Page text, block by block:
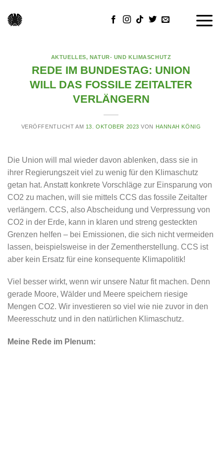
AKTUELLES, NATUR- UND KLIMASCHUTZ
REDE IM BUNDESTAG: UNION
WILL DAS FOSSILE ZEITALTER
VERLÄNGERN
VERÖFFENTLICHT AM 13. OKTOBER 2023 VON HANNAH KÖNIG
Die Union will mal wieder davon ablenken, dass sie in
ihrer Regierungszeit viel zu wenig für den Klimaschutz
getan hat. Anstatt konkrete Vorschläge zur Einsparung von
CO2 zu machen, will sie mittels CCS das fossile Zeitalter
verlängern. CCS, also Abscheidung und Verpressung von
CO2 in der Erde, kann in klaren und streng gesteckten
Grenzen helfen – bei Emissionen, die sich nicht vermeiden
lassen, beispielsweise in der Zementherstellung. CCS ist
aber kein Ersatz für eine konsequente Klimapolitik!
Viel besser wirkt, wenn wir unsere Natur fit machen. Denn
gerade Moore, Wälder und Meere speichern riesige
Mengen CO2. Wir investieren so viel wie nie zuvor in den
Meeresschutz und in den natürlichen Klimaschutz.
Meine Rede im Plenum: